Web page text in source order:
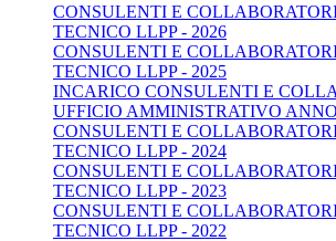
CONSULENTI E
TECNICO LLPP - 2026
CONSULENTI E
TECNICO LLPP - 2025
INCARICO CONSULENTI E
UFFICIO AMMINISTRATIVO
CONSULENTI E
TECNICO LLPP - 2024
CONSULENTI E
TECNICO LLPP - 2023
CONSULENTI E
TECNICO LLPP - 2022